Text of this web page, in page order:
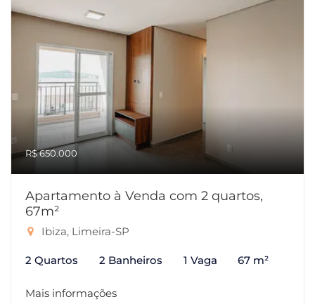
R$ 650.000
Apartamento à Venda com 2 quartos,
67m²
Ibiza, Limeira-SP
2 Quartos 2 Banheiros 1 Vaga 67 m²
Mais informações